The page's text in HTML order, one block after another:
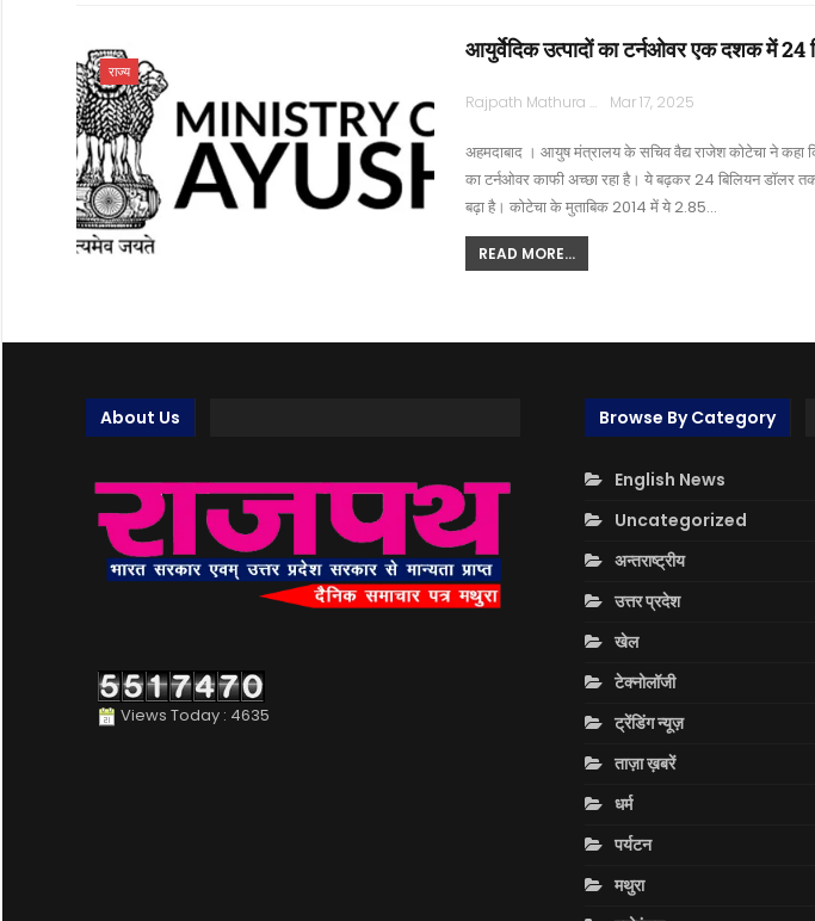
राज्य
आयुर्वेदिक उत्पादों का टर्नओवर एक दशक में 24
Rajpath Mathura Mar 17, 2025
अहमदाबाद । आयुष मंत्रालय के सचिव वैद्य राजेश कोटेचा ने कहा
का टर्नओवर काफी अच्छा रहा है। ये बढ़कर 24 बिलियन डॉलर तक
बढ़ा है। कोटेचा के मुताबिक 2014 में ये 2.85…
READ MORE...
About Us
Views Today : 4635
Browse By Category
English News
Uncategorized
अन्तराष्ट्रीय
उत्तर प्रदेश
खेल
टेक्नोलॉजी
ट्रेंडिंग न्यूज़
ताज़ा ख़बरें
धर्म
पर्यटन
मथुरा